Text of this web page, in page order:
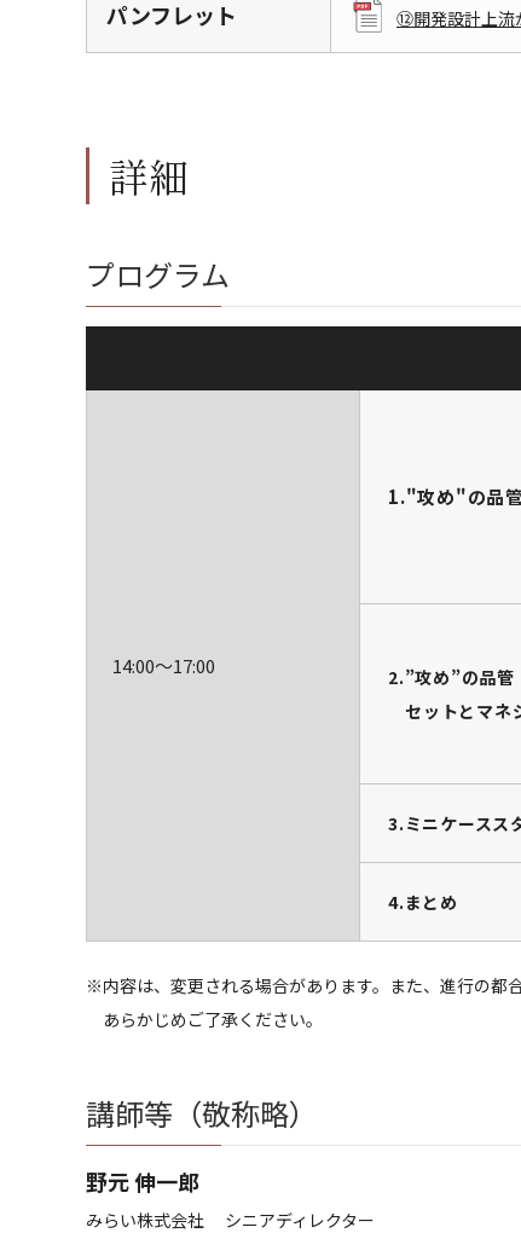
パンフレット ⑫開発設計上流
詳細
プログラム
14:00～17:00
1."攻め"の品
2.”攻め”の品管
セットとマネ
3.ミニケースス
4.まとめ
※内容は、変更される場合があります。また、進行の都
あらかじめご了承ください。
講師等（敬称略）
野元 伸一郎
みらい株式会社 シニアディレクター